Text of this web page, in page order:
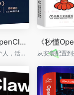
《抓虾养马AI人生：OpenClaw与Hermes实战》
0基础入门，双核驱动，一个人，活成一支队伍